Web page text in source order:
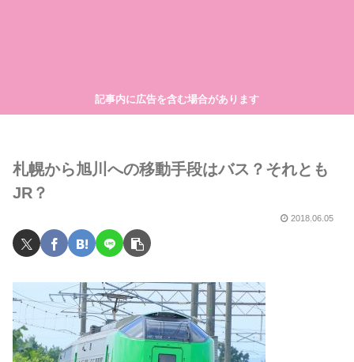
記事内に広告を含む場合があります
札幌から旭川への移動手段はバス？それとも
JR？
2018.06.05